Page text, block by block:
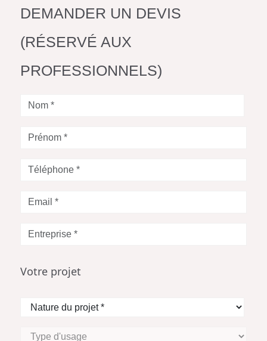
DEMANDER UN DEVIS
(RÉSERVÉ AUX
PROFESSIONNELS)
Nom
Prénom
Téléphone
Votre
Entreprise
Votre projet
Nature
projet
Type